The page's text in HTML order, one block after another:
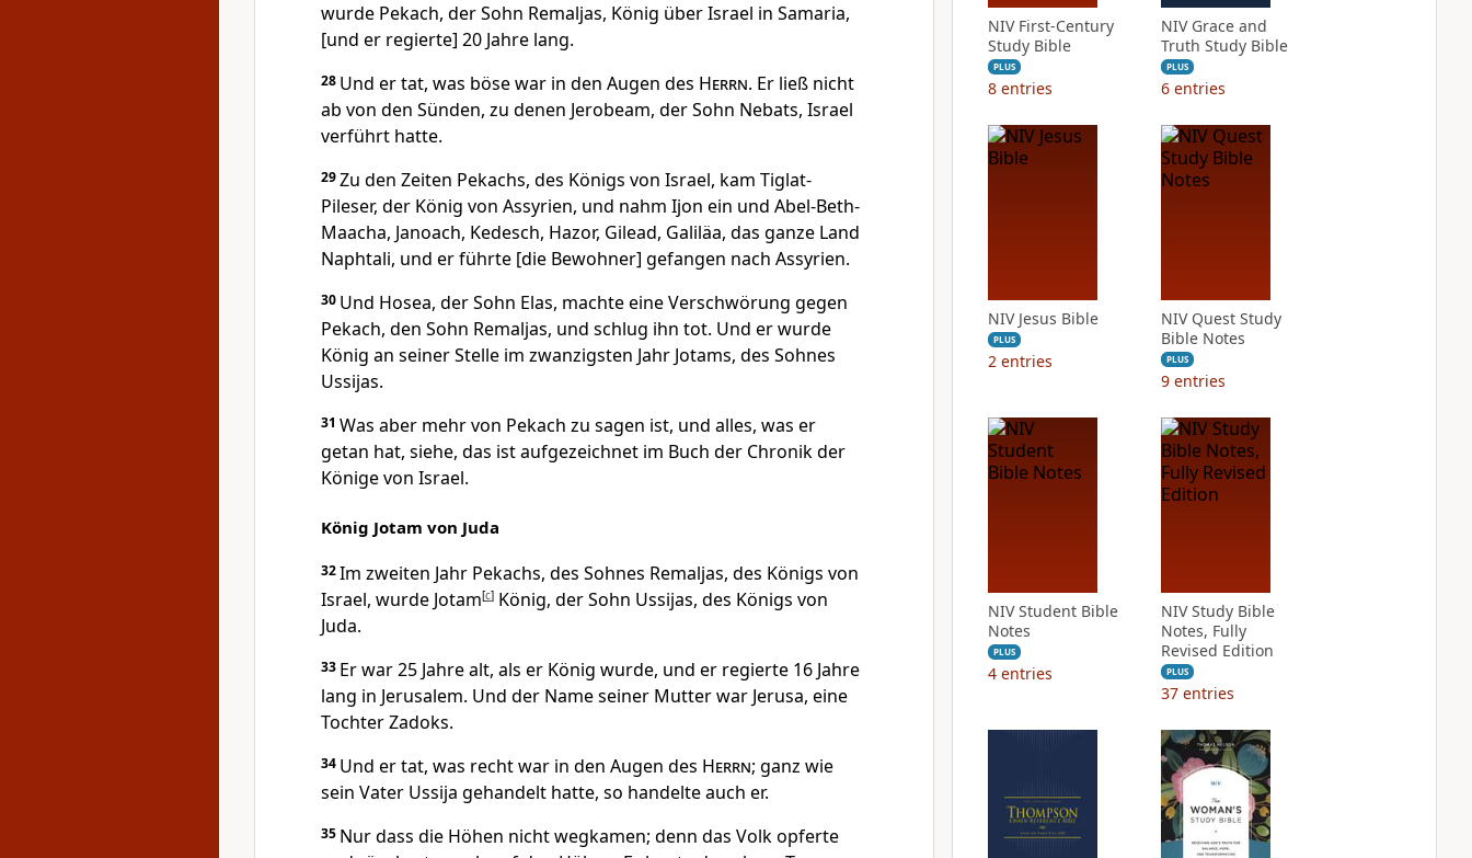
wurde Pekach, der Sohn Remaljas, König über Israel in Samaria,
[und er regierte] 20 Jahre lang.
28 Und er tat, was böse war in den Augen des Herrn. Er ließ nicht
ab von den Sünden, zu denen Jerobeam, der Sohn Nebats, Israel
verführt hatte.
29Zu den Zeiten Pekachs, des Königs von Israel, kam Tiglat-
Pileser, der König von Assyrien, und nahm Ijon ein und Abel-Beth-
Maacha, Janoach, Kedesch, Hazor, Gilead, Galiläa, das ganze Land
Naphtali, und er führte [die Bewohner] gefangen nach Assyrien.
30 Und Hosea, der Sohn Elas, machte eine Verschwörung gegen
Pekach, den Sohn Remaljas, und schlug ihn tot. Und er wurde
König an seiner Stelle im zwanzigsten Jahr Jotams, des Sohnes
Ussijas.
31 Was aber mehr von Pekach zu sagen ist, und alles, was er
getan hat, siehe, das ist aufgezeichnet im Buch der Chronik der
Könige von Israel.
König Jotam von Juda
32Im zweiten Jahr Pekachs, des Sohnes Remaljas, des Königs von
Israel, wurde Jotam[c] König, der Sohn Ussijas, des Königs von
Juda.
33 Er war 25 Jahre alt, als er König wurde, und er regierte 16 Jahre
lang in Jerusalem. Und der Name seiner Mutter war Jerusa, eine
Tochter Zadoks.
34 Und er tat, was recht war in den Augen des Herrn; ganz wie
sein Vater Ussija gehandelt hatte, so handelte auch er.
35 Nur dass die Höhen nicht wegkamen; denn das Volk opferte
NIV First-Century
Study Bible
PLUS
8 entries
NIV Grace and
Truth Study Bible
PLUS
6 entries
NIV Jesus Bible
PLUS
2 entries
NIV Quest Study
Bible Notes
PLUS
9 entries
NIV Student Bible
Notes
PLUS
4 entries
NIV Study Bible
Notes, Fully
Revised Edition
PLUS
37 entries